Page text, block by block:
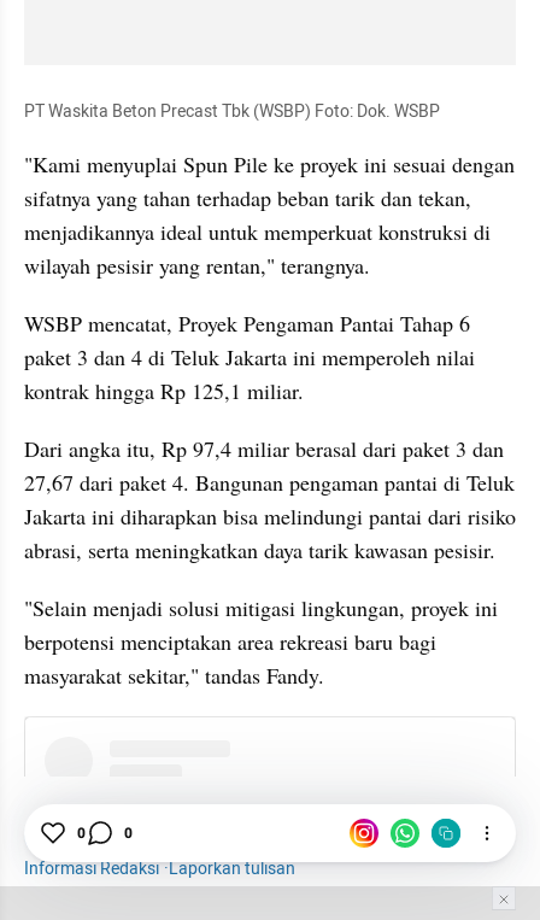
PT Waskita Beton Precast Tbk (WSBP) Foto: Dok. WSBP
"Kami menyuplai Spun Pile ke proyek ini sesuai dengan
sifatnya yang tahan terhadap beban tarik dan tekan,
menjadikannya ideal untuk memperkuat konstruksi di
wilayah pesisir yang rentan," terangnya.
WSBP mencatat, Proyek Pengaman Pantai Tahap 6
paket 3 dan 4 di Teluk Jakarta ini memperoleh nilai
kontrak hingga Rp 125,1 miliar.
Dari angka itu, Rp 97,4 miliar berasal dari paket 3 dan
27,67 dari paket 4. Bangunan pengaman pantai di Teluk
Jakarta ini diharapkan bisa melindungi pantai dari risiko
abrasi, serta meningkatkan daya tarik kawasan pesisir.
"Selain menjadi solusi mitigasi lingkungan, proyek ini
berpotensi menciptakan area rekreasi baru bagi
masyarakat sekitar," tandas Fandy.
Waskita Beton
Infrastruktur
Informasi Redaksi·Laporkan tulisan
0 0